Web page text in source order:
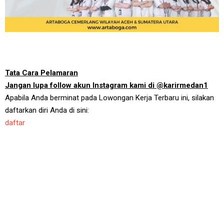
Tata Cara Pelamaran
Jangan lupa follow akun Instagram kami di @karirmedan1
Apabila Anda berminat pada Lowongan Kerja Terbaru ini, silakan
daftarkan diri Anda di sini:
daftar